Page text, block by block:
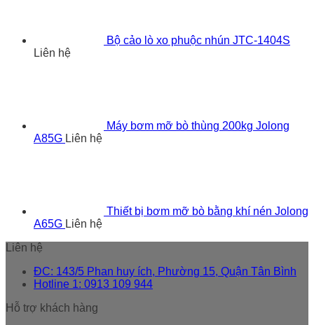
Bộ cảo lò xo phuộc nhún JTC-1404S
Liên hệ
Máy bơm mỡ bò thùng 200kg Jolong
A85G Liên hệ
Thiết bị bơm mỡ bò bằng khí nén Jolong
A65G Liên hệ
Liên hệ
ĐC: 143/5 Phan huy ích, Phường 15, Quận Tân Bình
Hotline 1: 0913 109 944
Hỗ trợ khách hàng